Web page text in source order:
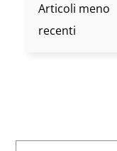
Articoli meno
recenti